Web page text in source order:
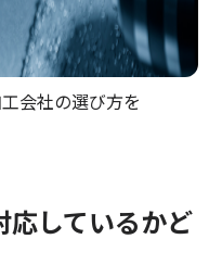
会社の選び方を
応しているかど